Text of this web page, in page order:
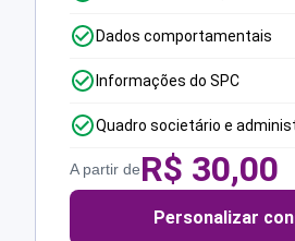
Dados comportamentais
Informações do SPC
Quadro societário e
A partir deR$ 30,00
Personalizar